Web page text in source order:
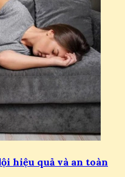
hiệu quả và an toàn